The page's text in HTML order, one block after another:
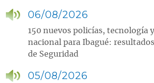
06/08/2026
150 nuevos policías, tecnología
nacional para Ibagué:
de Seguridad
05/08/2026